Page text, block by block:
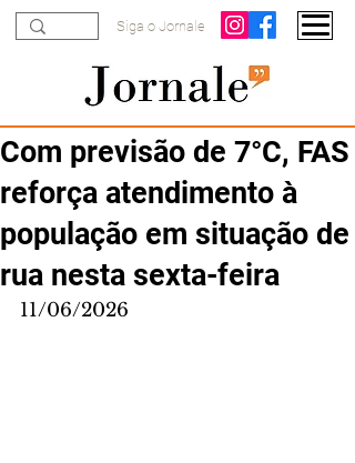
Siga o Jornale
Com previsão de 7°C, FAS
reforça atendimento à
população em situação de
rua nesta sexta-feira
11/06/2026